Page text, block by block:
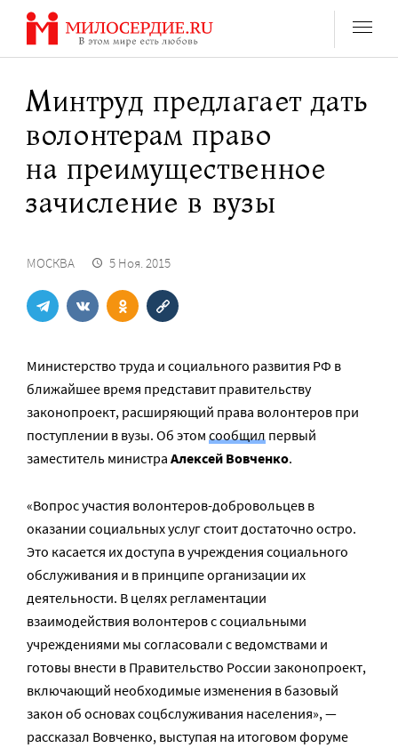
Перейти
содержанию
Минтруд предлагает дать
волонтерам право
на преимущественное
зачисление в вузы
МОСКВА 5 Ноя. 2015
Министерство труда и социального развития РФ в
ближайшее время представит правительству
законопроект, расширяющий права волонтеров при
поступлении в вузы. Об этом сообщил первый
заместитель министра Алексей Вовченко.
«Вопрос участия волонтеров-добровольцев в
оказании социальных услуг стоит достаточно остро.
Это касается их доступа в учреждения социального
обслуживания и в принципе организации их
деятельности. В целях регламентации
взаимодействия волонтеров с социальными
учреждениями мы согласовали с ведомствами и
готовы внести в Правительство России законопроект,
включающий необходимые изменения в базовый
закон об основах соцбслуживания населения», —
рассказал Вовченко, выступая на итоговом форуме